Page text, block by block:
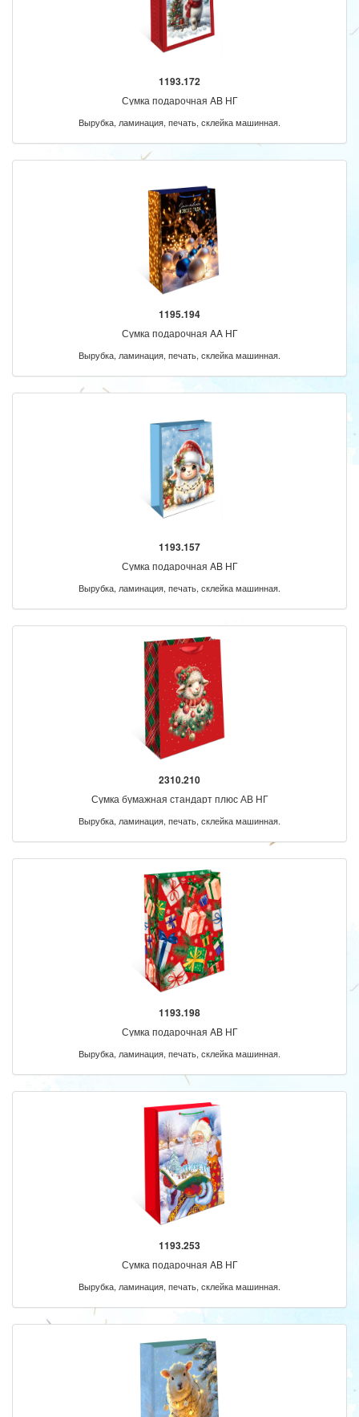
1193.172
Сумка подарочная AB НГ
Вырубка, ламинация, печать, склейка машинная.
1195.194
Сумка подарочная AA НГ
Вырубка, ламинация, печать, склейка машинная.
1193.157
Сумка подарочная AB НГ
Вырубка, ламинация, печать, склейка машинная.
2310.210
Сумка бумажная стандарт плюс АВ НГ
Вырубка, ламинация, печать, склейка машинная.
1193.198
Сумка подарочная AB НГ
Вырубка, ламинация, печать, склейка машинная.
1193.253
Сумка подарочная AB НГ
Вырубка, ламинация, печать, склейка машинная.